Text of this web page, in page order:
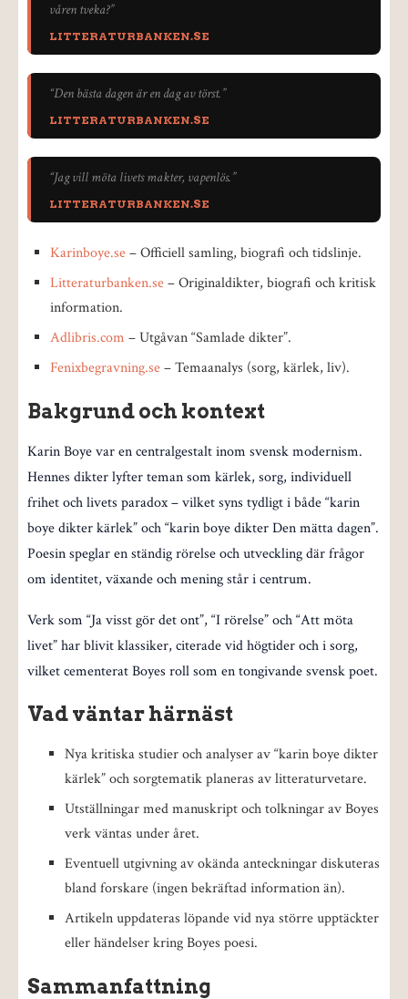
våren tveka?”
LITTERATURBANKEN.SE
“Den bästa dagen är en dag av törst.”
LITTERATURBANKEN.SE
“Jag vill möta livets makter, vapenlös.”
LITTERATURBANKEN.SE
Karinboye.se– Officiell samling, biografi och tidslinje.
Litteraturbanken.se– Originaldikter, biografi och kritisk
information.
Adlibris.com – Utgåvan “Samlade dikter”.
Fenixbegravning.se– Temaanalys (sorg, kärlek, liv).
Bakgrund och kontext
Karin Boye var en centralgestalt inom svensk modernism.
Hennes dikter lyfter teman som kärlek, sorg, individuell
frihet och livets paradox – vilket syns tydligt i både “karin
boye dikter kärlek” och “karin boye dikter Den mätta dagen”.
Poesin speglar en ständig rörelse och utveckling där frågor
om identitet, växande och mening står i centrum.
Verk som “Ja visst gör det ont”, “I rörelse” och “Att möta
livet” har blivit klassiker, citerade vid högtider och i sorg,
vilket cementerat Boyes roll som en tongivande svensk poet.
Vad väntar härnäst
Nya kritiska studier och analyser av “karin boye dikter
kärlek” och sorgtematik planeras av litteraturvetare.
Utställningar med manuskript och tolkningar av Boyes
verk väntas under året.
Eventuell utgivning av okända anteckningar diskuteras
bland forskare (ingen bekräftad information än).
Artikeln uppdateras löpande vid nya större upptäckter
eller händelser kring Boyes poesi.
Sammanfattning